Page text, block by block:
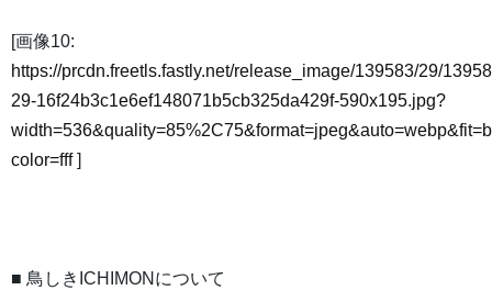
[画像10:
https://prcdn.freetls.fastly.net/release_image/139583/29/
29-16f24b3c1e6ef148071b5cb325da429f-590x195.jpg?
color=fff]
■ 鳥しきICHIMONについて